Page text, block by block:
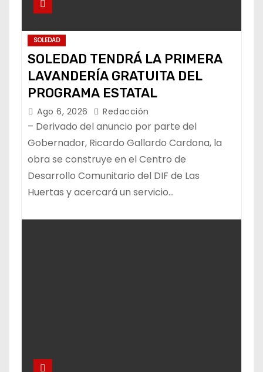
SOLEDAD
SOLEDAD TENDRÁ LA PRIMERA
LAVANDERÍA GRATUITA DEL
PROGRAMA ESTATAL
Ago 6, 2026 Redacción
– Derivado del anuncio por parte del
Gobernador, Ricardo Gallardo Cardona, la
obra se construye en el Centro de
Desarrollo Comunitario del DIF de Las
Huertas y acercará un servicio…